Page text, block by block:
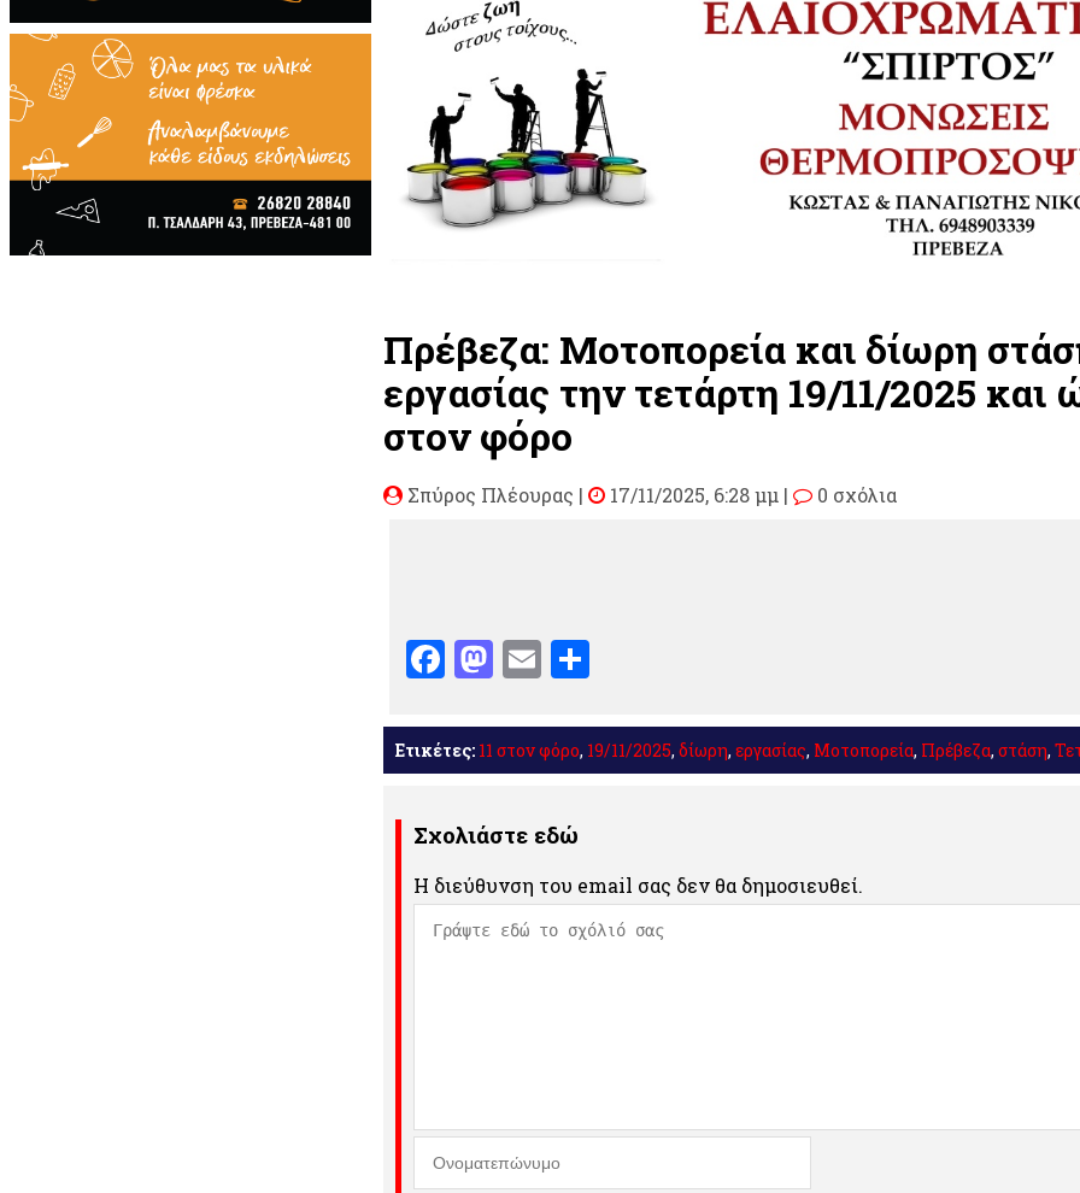
Πρέβεζα: Μοτοπορεία και δίωρη
εργασίας την τετάρτη 19/11/2025 και
στον φόρο
Σπύρος Πλέουρας | 17/11/2025, 6:28 μμ | 0 σχόλια
Facebook
Mastodon
Email
Ετικέτες: 11 στον φόρο, 19/11/2025, δίωρη, εργασίας, Μοτοπορεία, Πρέβεζα, στάση,
Σχολιάστε εδώ
Η διεύθυνση του email σας δεν θα δημοσιευθεί.